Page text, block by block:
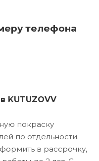
телефона
KUTUZOVV
покраску
по отдельности.
в рассрочку,